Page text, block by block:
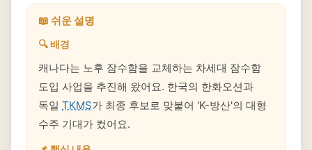
📖 쉬운 설명
🔍 배경
캐나다는 노후 잠수함을 교체하는 차세대 잠수함
도입 사업을 추진해 왔어요. 한국의 한화오션과
독일 TKMS가 최종 후보로 맞붙어 'K-방산'의 대형
수주 기대가 컸어요.